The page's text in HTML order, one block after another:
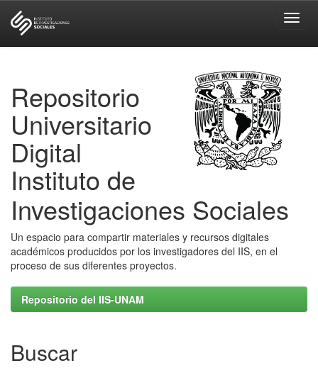
Repositorio
Universitario
Digital
Instituto de
Investigaciones Sociales
Un espacio para compartir materiales y recursos digitales
académicos producidos por los investigadores del IIS, en el
proceso de sus diferentes proyectos.
Repositorio del IIS-UNAM
Buscar